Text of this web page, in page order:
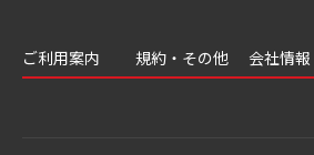
ご利用案内 規約・その他 会社情報